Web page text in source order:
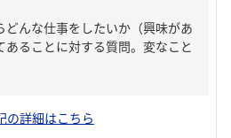
んな仕事をしたいか（興味があ
ることに対する質問。変なこと
の詳細はこちら